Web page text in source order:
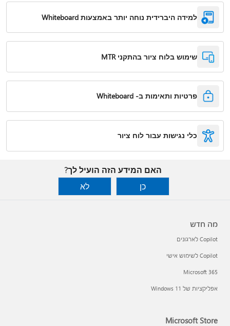
למידה היברידית נוחה יותר באמצעות Whiteboard
שימוש בלוח ציור בהתקני MTR
פרטיות ותאימות ב- Whiteboard
כלי נגישות עבור לוח ציור
האם המידע הזה הועיל לך?
כן
לא
מה חדש
Copilot לארגונים
Copilot לשימוש אישי
Microsoft 365
אפליקציות של Windows 11‏
Microsoft Store